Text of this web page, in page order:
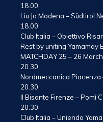
18.00
Liu Jo Modena – Südtirol
18.00
Club Italia – Obiettivo
Rest by uniting Yamamay
MATCHDAY 25 – 26
20.30
Nordmeccanica
20.30
Il Bisonte Firenze – Pomì
20.30
Club Italia – Uniendo